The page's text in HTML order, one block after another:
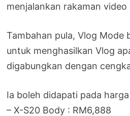
menjalankan rakaman video
Tambahan pula, Vlog Mode
untuk menghasilkan Vlog
digabungkan dengan
Ia boleh didapati pada
– X-S20 Body : RM6,888